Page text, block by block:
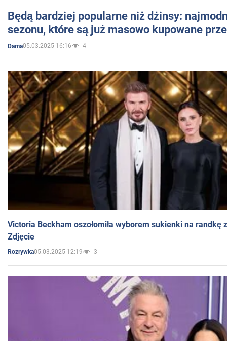
Będą bardziej popularne niż dżinsy:
sezonu, które są już masowo kupowane
Dama05.03.2025 16:16 4
Victoria Beckham oszołomiła wyborem sukienki na randkę
Zdjęcie
Rozrywka05.03.2025 12:19 3